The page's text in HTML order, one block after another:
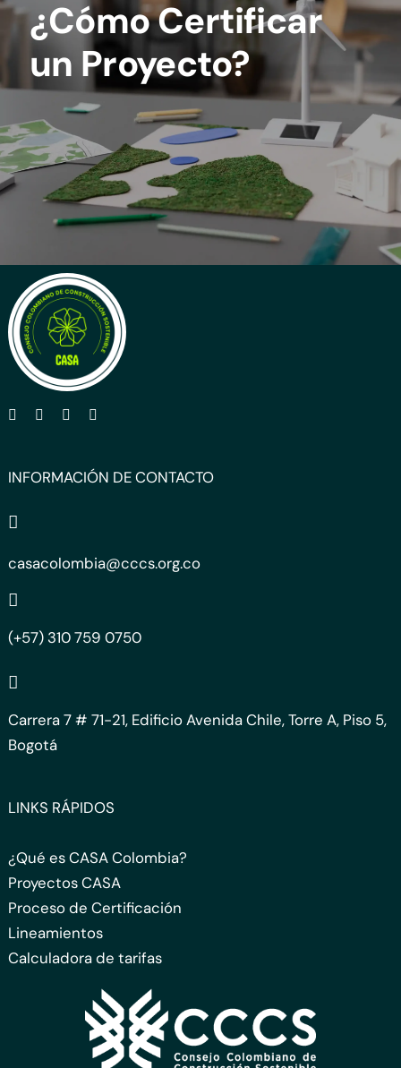
¿Cómo Certificar
un Proyecto?
INFORMACIÓN DE CONTACTO
casacolombia@cccs.org.co
(+57) 310 759 0750
Carrera 7 # 71-21, Edificio Avenida Chile, Torre A, Piso 5,
Bogotá
LINKS RÁPIDOS
¿Qué es CASA Colombia?
Proyectos CASA
Proceso de Certificación
Lineamientos
Calculadora de tarifas